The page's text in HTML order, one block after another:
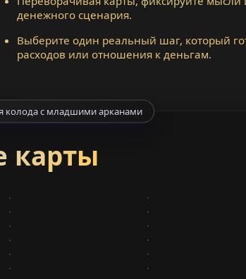
денежного сценария.
Выберите один реальный шаг, который
расходов или отношения к деньгам.
колода с младшими арканами
карты